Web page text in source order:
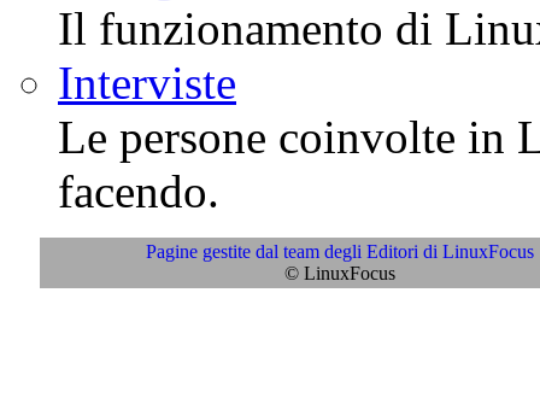
Il funzionamento di
Interviste
Le persone coinvolte in
facendo.
Pagine gestite dal team degli Editori di LinuxFocus
© LinuxFocus